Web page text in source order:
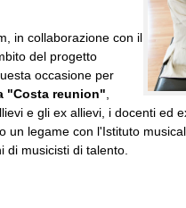
in collaborazione con il
del progetto
occasione per
"Costa reunion"
e gli ex allievi, i docenti ed
un legame con l'Istituto
musicisti di talento.